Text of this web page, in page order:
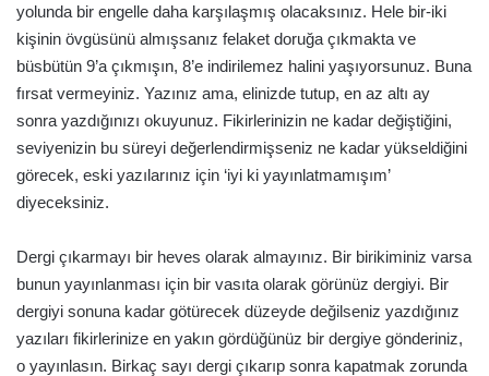
yolunda bir engelle daha karşılaşmış olacaksınız. Hele bir-iki
kişinin övgüsünü almışsanız felaket doruğa çıkmakta ve
büsbütün 9’a çıkmışın, 8’e indirilemez halini yaşıyorsunuz. Buna
fırsat vermeyiniz. Yazınız ama, elinizde tutup, en az altı ay
sonra yazdığınızı okuyunuz. Fikirlerinizin ne kadar değiştiğini,
seviyenizin bu süreyi değerlendirmişseniz ne kadar yükseldiğini
görecek, eski yazılarınız için ‘iyi ki yayınlatmamışım’
diyeceksiniz.
Dergi çıkarmayı bir heves olarak almayınız. Bir birikiminiz varsa
bunun yayınlanması için bir vasıta olarak görünüz dergiyi. Bir
dergiyi sonuna kadar götürecek düzeyde değilseniz yazdığınız
yazıları fikirlerinize en yakın gördüğünüz bir dergiye gönderiniz,
o yayınlasın. Birkaç sayı dergi çıkarıp sonra kapatmak zorunda